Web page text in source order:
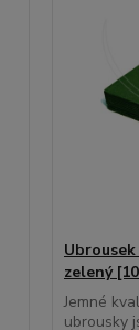
zelený
Jemné
ubrousky